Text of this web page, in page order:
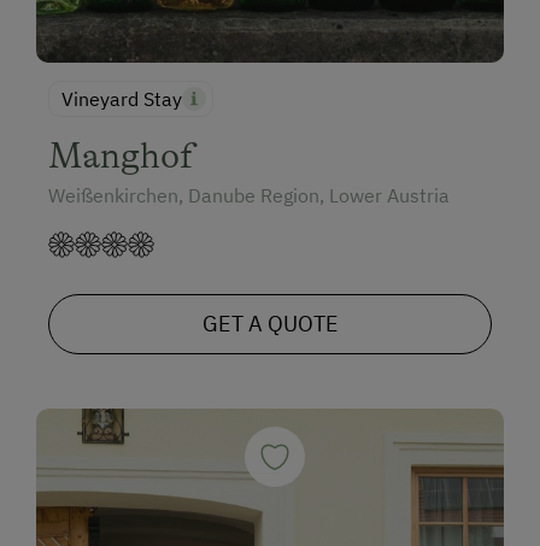
Vineyard Stay
Manghof
Weißenkirchen, Danube Region, Lower Austria
GET A QUOTE